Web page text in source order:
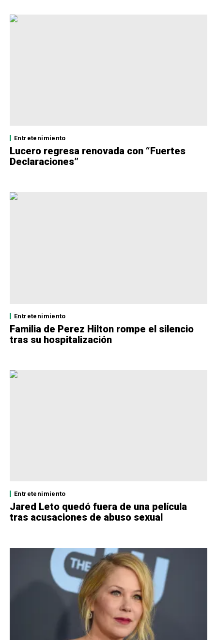
Entretenimiento
Lucero regresa renovada con “Fuertes
Declaraciones”
Entretenimiento
Familia de Perez Hilton rompe el silencio
tras su hospitalización
Entretenimiento
Jared Leto quedó fuera de una película
tras acusaciones de abuso sexual